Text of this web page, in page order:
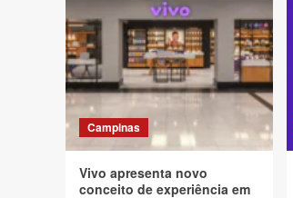
Campinas
Vivo apresenta novo
conceito de experiência em